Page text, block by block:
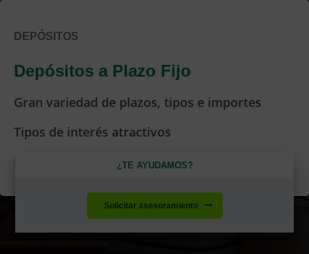
DEPÓSITOS
Depósitos a Plazo Fijo
Gran variedad de plazos, tipos e importes
Tipos de interés atractivos
Infórmate sobre tu inversión en Ruralvía
¿TE AYUDAMOS?
Solicitar asesoramiento